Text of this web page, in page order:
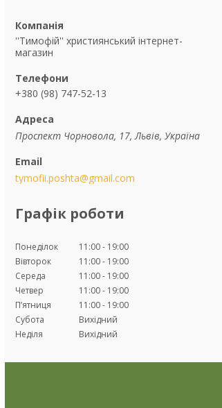
''Тимофій'' християнський інтернет-
магазин
+380 (98) 747-52-13
Проспект Чорновола, 17, Львів, Україна
tymofii.poshta@gmail.com
Графік роботи
Понеділок 11:00
19:00
Вівторок
11:00
19:00
Середа
11:00
19:00
Четвер
11:00
19:00
Пʼятниця
11:00
19:00
Субота
Вихідний
Неділя
Вихідний